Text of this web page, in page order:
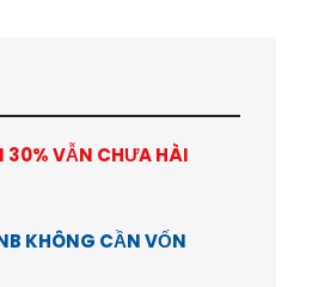
30% VẪN CHƯA HÀI
KHÔNG CẦN VỐN